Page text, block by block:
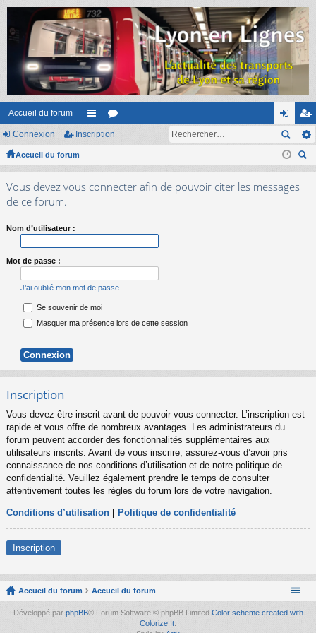
Accueil du forum
ac or on
ne
ns
cri
Connexion Inscription
Accueil du forum
ec
her
Vous devez vous connecter afin de pouvoir citer les messages
de ce forum.
Nom d’utilisateur :
Mot de passe :
J’ai oublié mon mot de passe
Se souvenir de moi
Masquer ma présence lors de cette session
Inscription
Vous devez être inscrit avant de pouvoir vous connecter. L’inscription est
rapide et vous offre de nombreux avantages. Les administrateurs du
forum peuvent accorder des fonctionnalités supplémentaires aux
utilisateurs inscrits. Avant de vous inscrire, assurez-vous d’avoir pris
connaissance de nos conditions d’utilisation et de notre politique de
confidentialité. Veuillez également prendre le temps de consulter
attentivement toutes les règles du forum lors de votre navigation.
Conditions d’utilisation Politique de confidentialité
Inscription
Accueil du forum Accueil du forum
Développé par phpBB® Forum Software © phpBB Limited Color scheme created with
Colorize It.